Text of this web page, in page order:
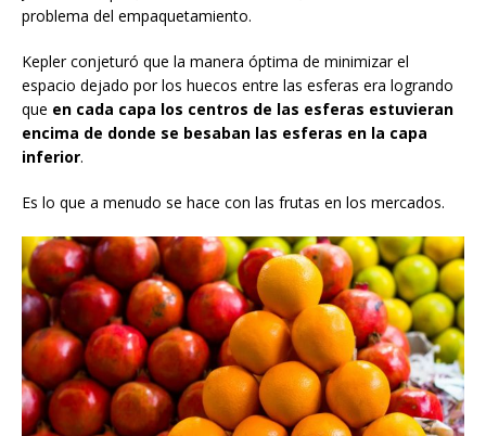
problema del empaquetamiento.
Kepler conjeturó que la manera óptima de minimizar el
espacio dejado por los huecos entre las esferas era logrando
que en cada capa los centros de las esferas estuvieran
encima de donde se besaban las esferas en la capa
inferior.
Es lo que a menudo se hace con las frutas en los mercados.